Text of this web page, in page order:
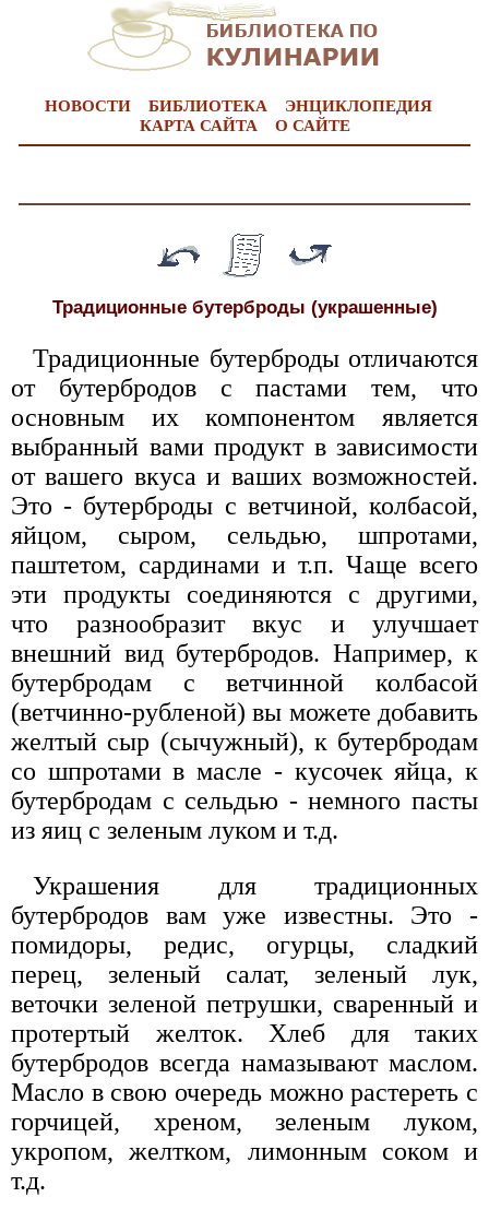
НОВОСТИ БИБЛИОТЕКА
ЭНЦИКЛОПЕДИЯ
КАРТА САЙТА
О САЙТЕ
Традиционные бутерброды (украшенные)
Традиционные бутерброды отличаются
от бутербродов с пастами тем, что
основным их компонентом является
выбранный вами продукт в зависимости
от вашего вкуса и ваших возможностей.
Это - бутерброды с ветчиной, колбасой,
яйцом, сыром, сельдью, шпротами,
паштетом, сардинами и т.п. Чаще всего
эти продукты соединяются с другими,
что разнообразит вкус и улучшает
внешний вид бутербродов. Например, к
бутербродам с ветчинной колбасой
(ветчинно-рубленой) вы можете добавить
желтый сыр (сычужный), к бутербродам
со шпротами в масле - кусочек яйца, к
бутербродам с сельдью - немного пасты
из яиц с зеленым луком и т.д.
Украшения для традиционных
бутербродов вам уже известны. Это -
помидоры, редис, огурцы, сладкий
перец, зеленый салат, зеленый лук,
веточки зеленой петрушки, сваренный и
протертый желток. Хлеб для таких
бутербродов всегда намазывают маслом.
Масло в свою очередь можно растереть с
горчицей, хреном, зеленым луком,
укропом, желтком, лимонным соком и
т.д.